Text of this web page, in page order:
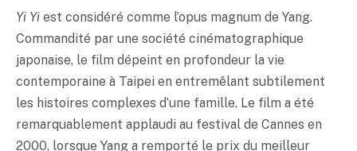
Yi Yi est considéré comme l’opus magnum de Yang.
Commandité par une société cinématographique
japonaise, le film dépeint en profondeur la vie
contemporaine à Taipei en entremêlant subtilement
les histoires complexes d’une famille. Le film a été
remarquablement applaudi au festival de Cannes en
2000, lorsque Yang a remporté le prix du meilleur